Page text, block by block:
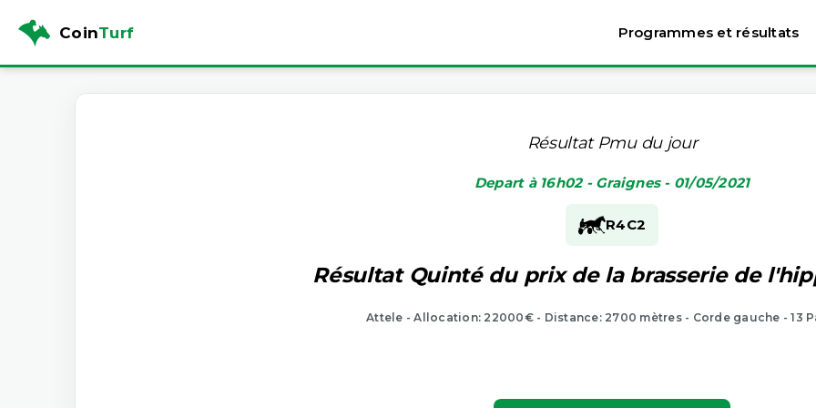
CoinTurf Programmes et résultats
Résultat Pmu du jour
Depart à 16h02 - Graignes - 01/05/2021
R4C2
Résultat Quinté du prix de la brasserie de
Attele - Allocation: 22000€ - Distance: 2700 mètres - Corde gauche - 13